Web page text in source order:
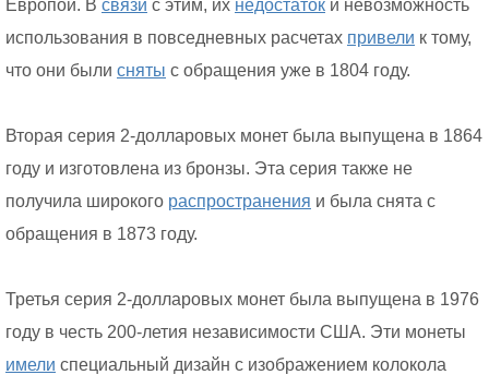
Европой. В связи с этим, их недостаток и невозможность
использования в повседневных расчетах привели к тому,
что они были сняты с обращения уже в 1804 году.
Вторая серия 2-долларовых монет была выпущена в 1864
году и изготовлена из бронзы. Эта серия также не
получила широкого распространения и была снята с
обращения в 1873 году.
Третья серия 2-долларовых монет была выпущена в 1976
году в честь 200-летия независимости США. Эти монеты
имели специальный дизайн с изображением колокола